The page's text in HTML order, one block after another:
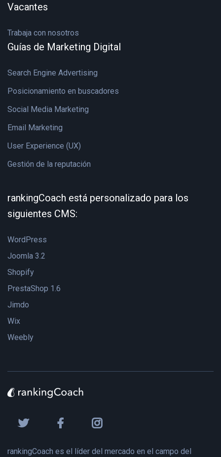
Vacantes
Trabaja con nosotros
Guías de Marketing Digital
Search Engine Advertising
Posicionamiento en buscadores
Social Media Marketing
Email Marketing
User Experience (UX)
Gestión de la reputación
rankingCoach está personalizado para los
siguientes CMS:
WordPress
Joomla 3.2
Shopify
PrestaShop 1.6
Jimdo
Wix
Weebly
rankingCoach es el líder del mercado en el campo del